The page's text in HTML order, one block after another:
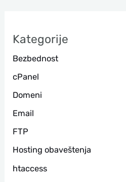
г
а
Kategorije
Bezbednost
cPanel
Domeni
Email
FTP
Hosting obaveštenja
htaccess